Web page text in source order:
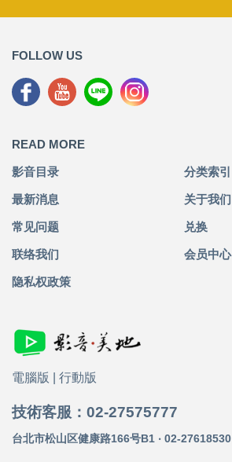
FOLLOW US
READ MORE
影音目录 分类索引
最新消息 关于我们
常见问题 兑换
联络我们 会员中心
隐私权政策
電腦版 行動版
技術客服：02-27575777
台北市松山区健康路166号B1 ‧ 02-27618530